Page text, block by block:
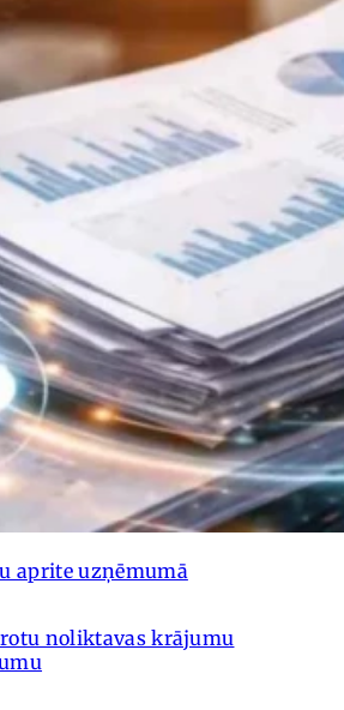
aprite uzņēmumā
noliktavas krājumu